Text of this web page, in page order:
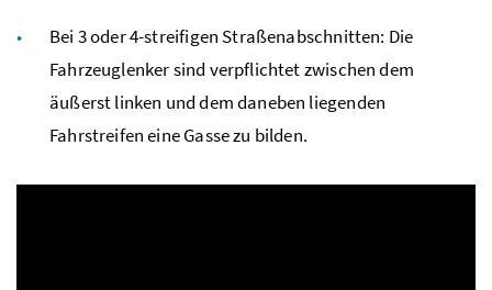
Bei 3 oder 4-streifigen Straßenabschnitten: Die
Fahrzeuglenker sind verpflichtet zwischen dem
äußerst linken und dem daneben liegenden
Fahrstreifen eine Gasse zu bilden.